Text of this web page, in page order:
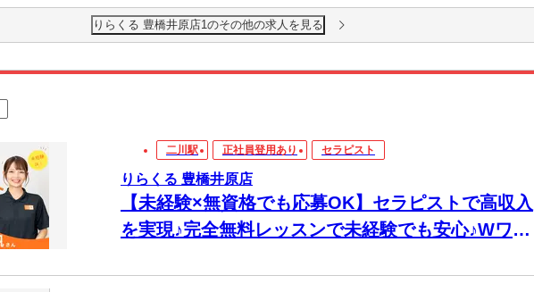
りらくる 豊橋井原店1のその他の求人を見る
二川駅 正社員登用あり セラピスト
りらくる 豊橋井原店
【未経験×無資格でも応募OK】セラピストで高収入
を実現♪完全無料レッスンで未経験でも安心♪Wワー